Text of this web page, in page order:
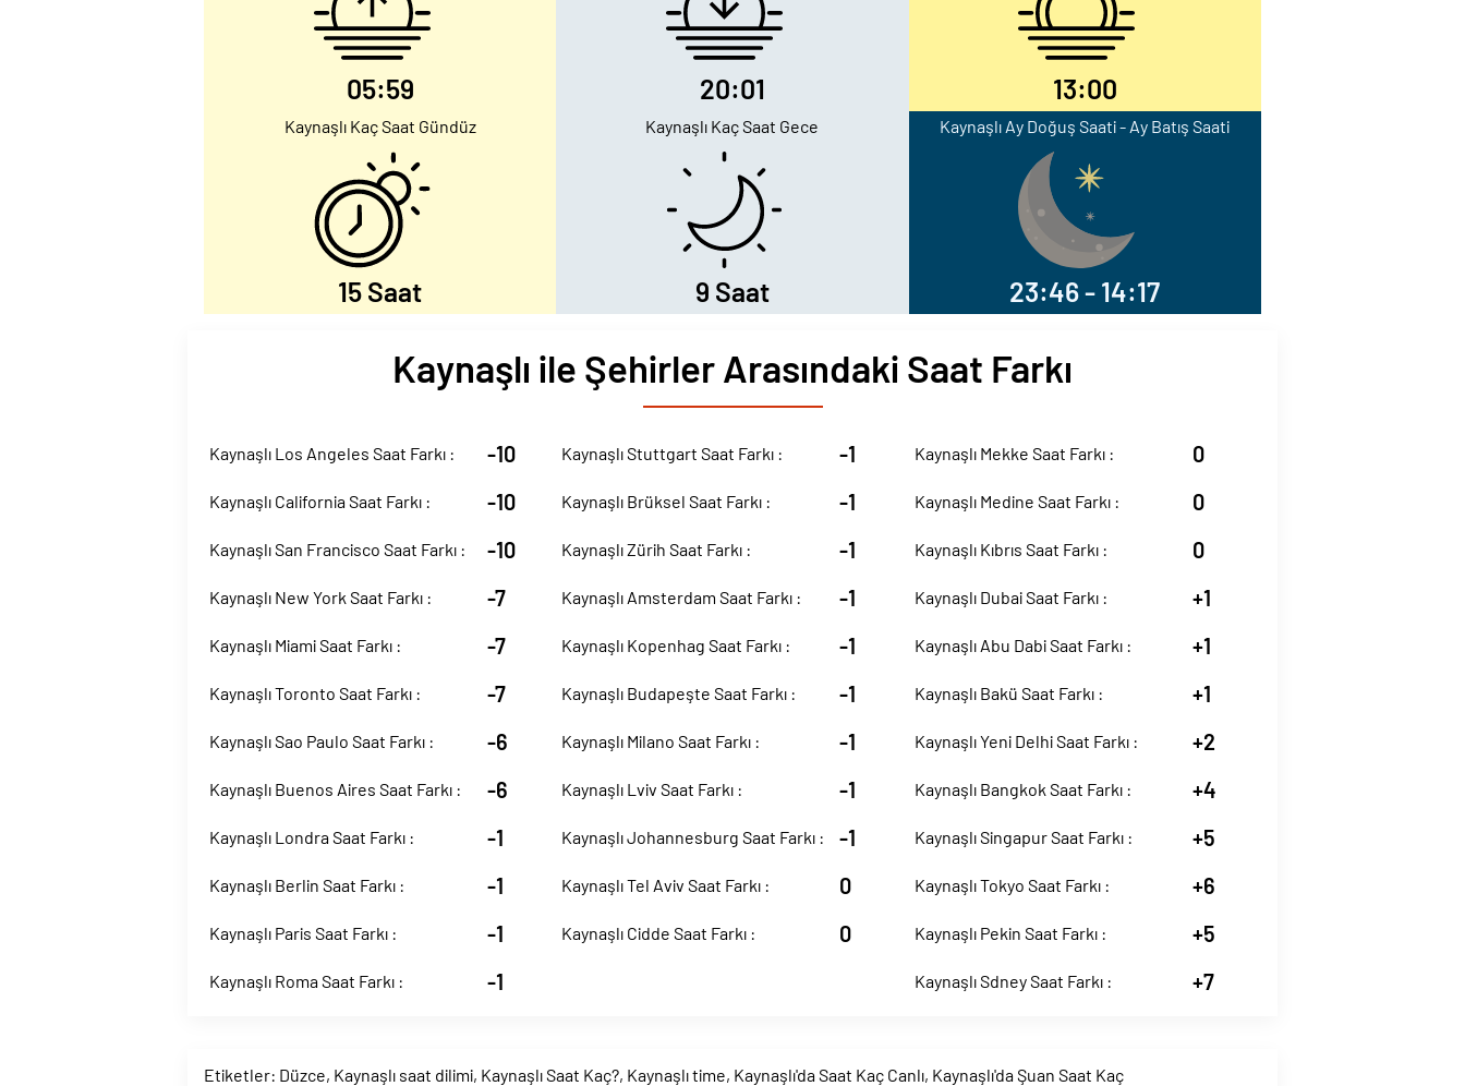
05:59 20:01 13:00
Kaynaşlı Kaç Saat Gündüz
15 Saat
Kaynaşlı Kaç Saat Gece
9 Saat
Kaynaşlı Ay Doğuş Saati - Ay Batış Saati
23:46 - 14:17
Kaynaşlı ile Şehirler Arasındaki Saat Farkı
Kaynaşlı Los Angeles Saat Farkı : -10
Kaynaşlı California Saat Farkı : -10
Kaynaşlı San Francisco Saat Farkı : -10
Kaynaşlı New York Saat Farkı : -7
Kaynaşlı Miami Saat Farkı : -7
Kaynaşlı Toronto Saat Farkı : -7
Kaynaşlı Sao Paulo Saat Farkı : -6
Kaynaşlı Buenos Aires Saat Farkı : -6
Kaynaşlı Londra Saat Farkı : -1
Kaynaşlı Berlin Saat Farkı : -1
Kaynaşlı Paris Saat Farkı : -1
Kaynaşlı Roma Saat Farkı : -1
Kaynaşlı Stuttgart Saat Farkı : -1
Kaynaşlı Brüksel Saat Farkı : -1
Kaynaşlı Zürih Saat Farkı : -1
Kaynaşlı Amsterdam Saat Farkı : -1
Kaynaşlı Kopenhag Saat Farkı : -1
Kaynaşlı Budapeşte Saat Farkı : -1
Kaynaşlı Milano Saat Farkı : -1
Kaynaşlı Lviv Saat Farkı : -1
Kaynaşlı Johannesburg Saat Farkı : -1
Kaynaşlı Tel Aviv Saat Farkı : 0
Kaynaşlı Cidde Saat Farkı : 0
Kaynaşlı Mekke Saat Farkı : 0
Kaynaşlı Medine Saat Farkı : 0
Kaynaşlı Kıbrıs Saat Farkı : 0
Kaynaşlı Dubai Saat Farkı : +1
Kaynaşlı Abu Dabi Saat Farkı : +1
Kaynaşlı Bakü Saat Farkı : +1
Kaynaşlı Yeni Delhi Saat Farkı : +2
Kaynaşlı Bangkok Saat Farkı : +4
Kaynaşlı Singapur Saat Farkı : +5
Kaynaşlı Tokyo Saat Farkı : +6
Kaynaşlı Pekin Saat Farkı : +5
Kaynaşlı Sdney Saat Farkı : +7
Etiketler: Düzce, Kaynaşlı saat dilimi, Kaynaşlı Saat Kaç?, Kaynaşlı time, Kaynaşlı'da Saat Kaç Canlı, Kaynaşlı'da Şuan Saat Kaç